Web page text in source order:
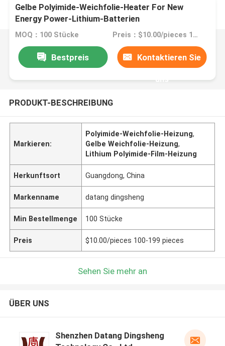
Gelbe Polyimide-Weichfolie-Heater For New
Energy Power-Lithium-Batterien
MOQ：100 Stücke Preis：$10.00/pieces 100-199 pieces
Bestpreis Kontaktieren Sie
uns
PRODUKT-BESCHREIBUNG
Markieren:
Polyimide-Weichfolie-Heizung,
Gelbe Weichfolie-Heizung,
Lithium Polyimide-Film-Heizung
Herkunftsort Guangdong, China
Markenname datang dingsheng
Min Bestellmenge 100 Stücke
Preis $10.00/pieces 100-199 pieces
Sehen Sie mehr an
ÜBER UNS
Shenzhen Datang Dingsheng